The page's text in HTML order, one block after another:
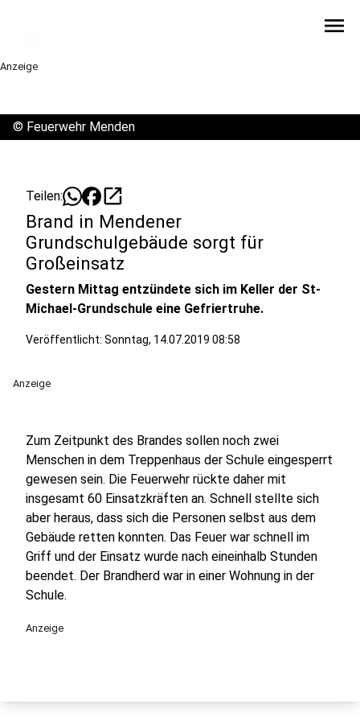
menu
Anzeige
© Feuerwehr Menden
Teilen: open_in_new
Brand in Mendener
Grundschulgebäude sorgt für
Großeinsatz
Gestern Mittag entzündete sich im Keller der St-
Michael-Grundschule eine Gefriertruhe.
Veröffentlicht: Sonntag, 14.07.2019 08:58
Anzeige
Zum Zeitpunkt des Brandes sollen noch zwei
Menschen in dem Treppenhaus der Schule eingesperrt
gewesen sein. Die Feuerwehr rückte daher mit
insgesamt 60 Einsatzkräften an. Schnell stellte sich
aber heraus, dass sich die Personen selbst aus dem
Gebäude retten konnten. Das Feuer war schnell im
Griff und der Einsatz wurde nach eineinhalb Stunden
beendet. Der Brandherd war in einer Wohnung in der
Schule.
Anzeige